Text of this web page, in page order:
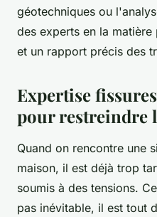
géotechniques ou
des experts en la
et un rapport précis des
Expertise
pour restreindre
Quand on rencontre une
maison, il est déjà trop
soumis à des tensions.
pas inévitable, il est tout